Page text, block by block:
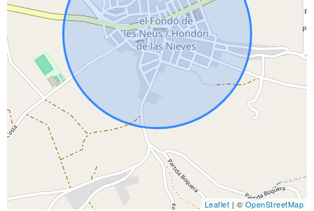
Leaflet | © OpenStreetMap